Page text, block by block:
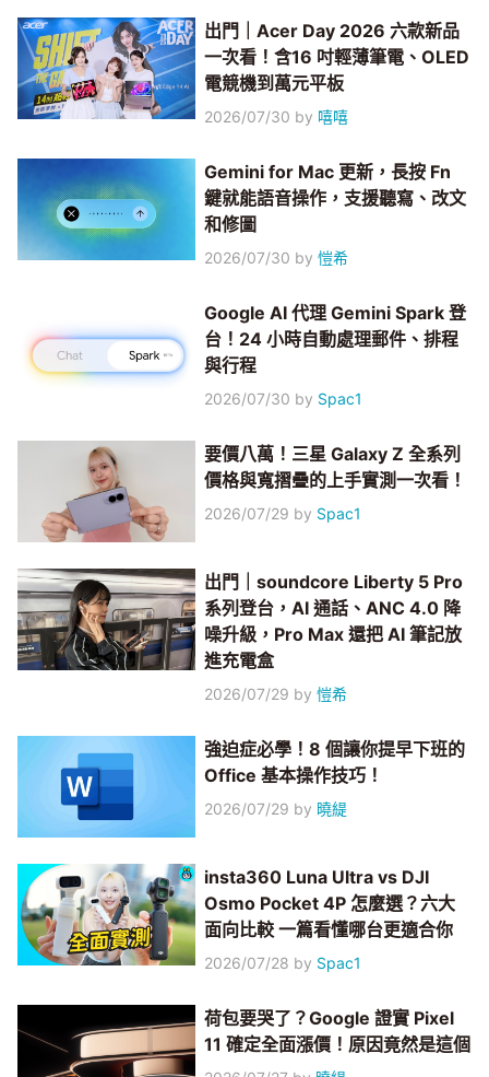
出門｜Acer Day 2026 六款新品
一次看！含16 吋輕薄筆電、OLED
電競機到萬元平板
2026/07/30 by 嘻嘻
Gemini for Mac 更新，長按 Fn
鍵就能語音操作，支援聽寫、改文
和修圖
2026/07/30 by愷希
Google AI 代理 Gemini Spark 登
台！24 小時自動處理郵件、排程
與行程
2026/07/30 by Spac1
要價八萬！三星 Galaxy Z 全系列
價格與寬摺疊的上手實測一次看！
2026/07/29 by Spac1
出門｜soundcore Liberty 5 Pro
系列登台，AI 通話、ANC 4.0 降
噪升級，Pro Max 還把 AI 筆記放
進充電盒
2026/07/29 by愷希
強迫症必學！8 個讓你提早下班的
Office 基本操作技巧！
2026/07/29 by 曉緹
insta360 Luna Ultra vs DJI
Osmo Pocket 4P 怎麼選？六大
面向比較 一篇看懂哪台更適合你
2026/07/28 by Spac1
荷包要哭了？Google 證實 Pixel
11 確定全面漲價！原因竟然是這個